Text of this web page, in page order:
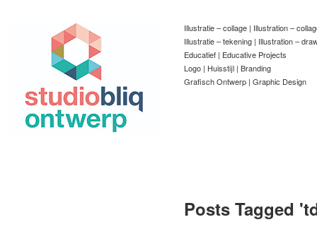
Illustratie – collage | Illustration –
Illustratie – tekening | Illustration –
Educatief | Educative Projects
Logo | Huisstijl | Branding
Grafisch Ontwerp | Graphic Design
Posts Tagged '